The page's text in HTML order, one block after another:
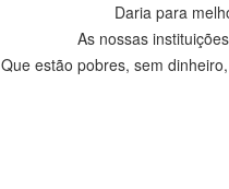
Daria para
As nossas
Que estão pobres, sem